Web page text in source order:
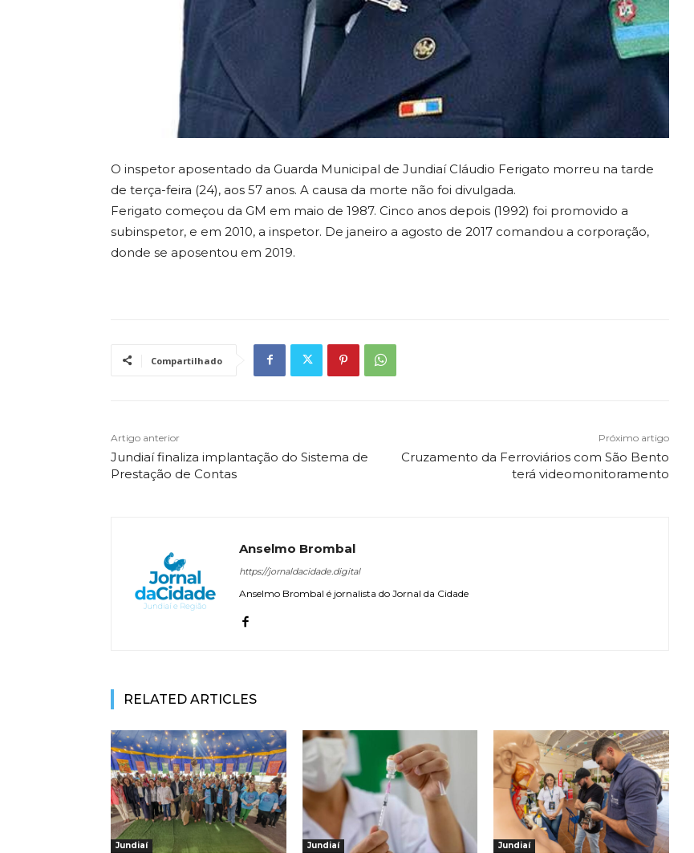
O inspetor aposentado da Guarda Municipal de Jundiaí Cláudio Ferigato morreu na tarde
de terça-feira (24), aos 57 anos. A causa da morte não foi divulgada.
Ferigato começou da GM em maio de 1987. Cinco anos depois (1992) foi promovido a
subinspetor, e em 2010, a inspetor. De janeiro a agosto de 2017 comandou a corporação,
donde se aposentou em 2019.
Compartilhado
Artigo anterior
Jundiaí finaliza implantação do Sistema de
Prestação de Contas
Próximo artigo
Cruzamento da Ferroviários com São Bento
terá videomonitoramento
Anselmo Brombal
https://jornaldacidade.digital
Anselmo Brombal é jornalista do Jornal da Cidade
RELATED ARTICLES
Jundiaí Jundiaí Jundiaí